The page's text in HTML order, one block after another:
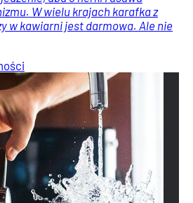
W wielu krajach karafka z
w kawiarni jest darmowa. Ale nie